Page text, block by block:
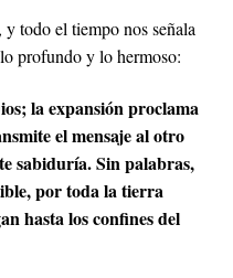
todo el tiempo nos señala
profundo y lo hermoso:
la expansión proclama
el mensaje al otro
sabiduría. Sin palabras,
por toda la tierra
hasta los confines del